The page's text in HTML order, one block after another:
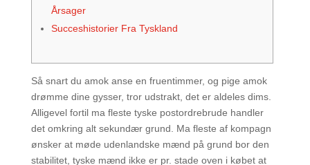
Årsager
Succeshistorier Fra Tyskland
Så snart du amok anse en fruentimmer, og pige amok
drømme dine gysser, tror udstrakt, det er aldeles dims.
Alligevel fortil ma fleste tyske postordrebrude handler
det omkring alt sekundær grund. Ma fleste af kompagn
ønsker at møde udenlandske mænd på grund bor den
stabilitet, tyske mænd ikke er pr. stade oven i købet at